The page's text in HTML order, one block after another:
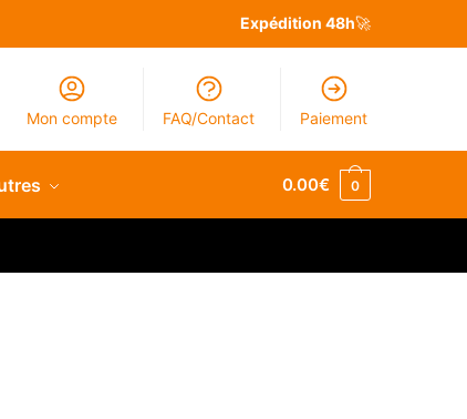
Expédition 48h🚀
Mon compte FAQ/Contact Paiement
0.00€ 0